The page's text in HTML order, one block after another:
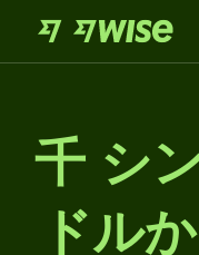
千 シ
ドル